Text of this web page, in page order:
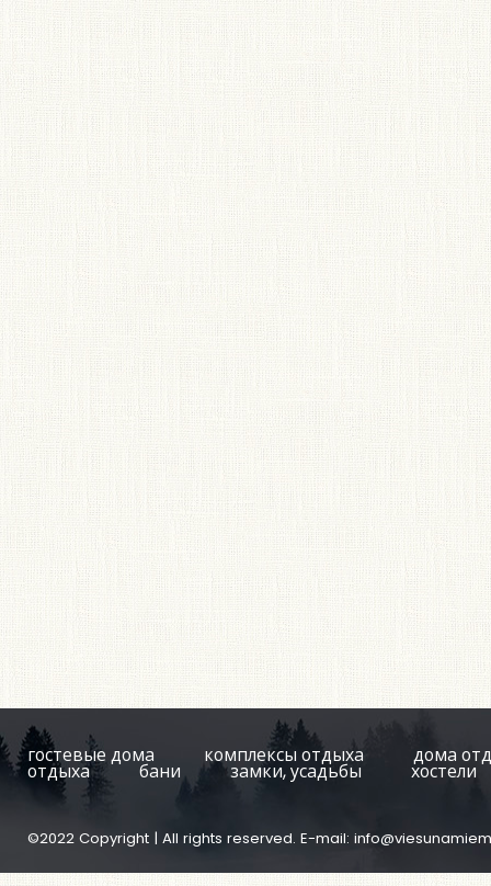
гостевые дома комплексы отдыха дома
отдыха бани замки, усадьбы хостели
©2022 Copyright | All rights reserved. E-mail: